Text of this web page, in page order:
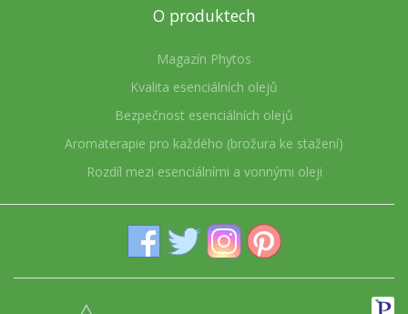
O produktech
Magazín Phytos
Kvalita esenciálních olejů
Bezpečnost esenciálních olejů
Aromaterapie pro každého (brožura ke stažení)
Rozdíl mezi esenciálními a vonnými oleji